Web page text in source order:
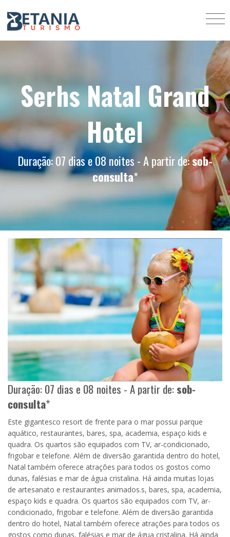
Serhs Natal Grand
Hotel
Duração: 07 dias e 08 noites - A partir de:sob-
consulta*
Duração: 07 dias e 08 noites - A partir de:sob-
consulta*
Este gigantesco resort de frente para o mar possui parque
aquático, restaurantes, bares, spa, academia, espaço kids e
quadra. Os quartos são equipados com TV, ar-condicionado,
frigobar e telefone. Além de diversão garantida dentro do hotel,
Natal também oferece atrações para todos os gostos como
dunas, falésias e mar de água cristalina. Há ainda muitas lojas
de artesanato e restaurantes animados.s, bares, spa, academia,
espaço kids e quadra. Os quartos são equipados com TV, ar-
condicionado, frigobar e telefone. Além de diversão garantida
dentro do hotel, Natal também oferece atrações para todos os
gostos como dunas, falésias e mar de água cristalina. Há ainda